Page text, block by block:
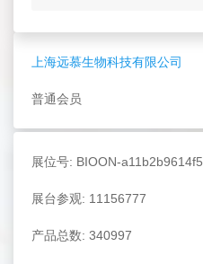
上海远慕生物科技有限公司
普通会员
展位号: BIOON-a11b2b9614f5
展台参观: 11156777
产品总数: 340997